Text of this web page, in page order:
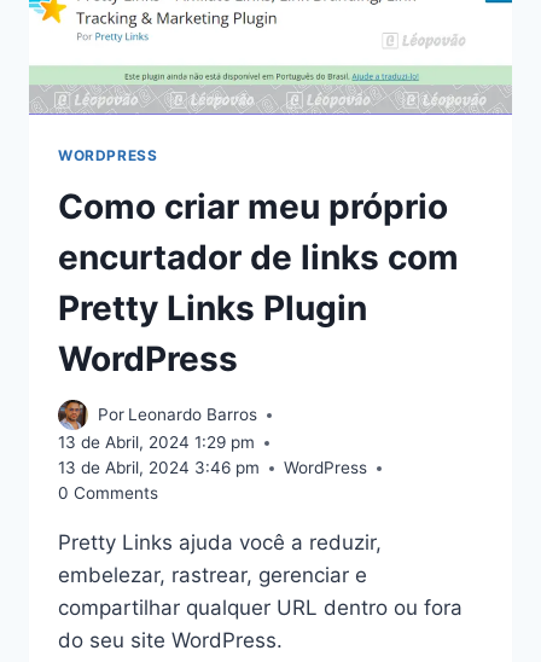
WORDPRESS
Como criar meu próprio
encurtador de links com
Pretty Links Plugin
WordPress
Por Leonardo Barros
13 de Abril, 2024 1:29 pm
13 de Abril, 2024 3:46 pm
WordPress
0 Comments
Pretty Links ajuda você a reduzir,
embelezar, rastrear, gerenciar e
compartilhar qualquer URL dentro ou fora
do seu site WordPress.